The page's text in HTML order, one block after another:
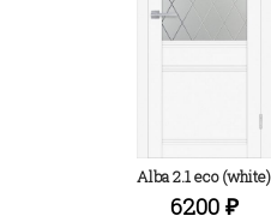
Alba 2.1 eco (white)
6200 ₽